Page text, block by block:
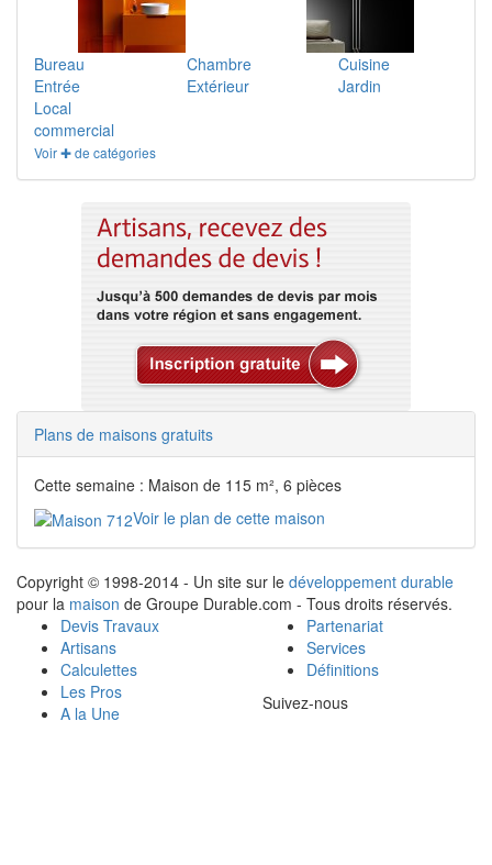
Bureau Chambre
Cuisine
Entrée
Extérieur
Jardin
Local
commercial
Voir ✚ de catégories
Plans de maisons gratuits
Cette semaine : Maison de 115 m², 6 pièces
Voir le plan de cette maison
Copyright © 1998-2014 - Un site sur le développement durable
pour la maison de Groupe Durable.com - Tous droits réservés.
Devis Travaux
Artisans
Calculettes
Les Pros
A la Une
Partenariat
Services
Définitions
Suivez-nous